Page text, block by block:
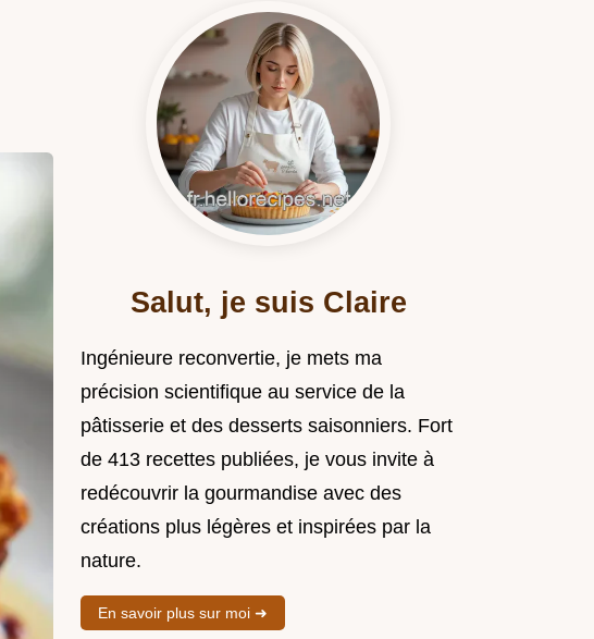
Salut, je suis Claire
Ingénieure reconvertie, je mets ma
précision scientifique au service de la
pâtisserie et des desserts saisonniers. Fort
de 413 recettes publiées, je vous invite à
redécouvrir la gourmandise avec des
créations plus légères et inspirées par la
nature.
En savoir plus sur moi ➜